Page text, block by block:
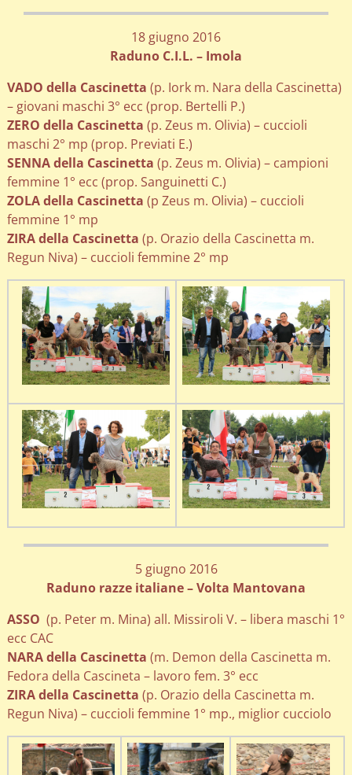
18 giugno 2016
Raduno C.I.L. – Imola
VADO della Cascinetta (p. Iork m. Nara della Cascinetta)
– giovani maschi 3° ecc (prop. Bertelli P.)
ZERO della Cascinetta (p. Zeus m. Olivia) – cuccioli
maschi 2° mp (prop. Previati E.)
SENNA della Cascinetta (p. Zeus m. Olivia) – campioni
femmine 1° ecc (prop. Sanguinetti C.)
ZOLA della Cascinetta (p Zeus m. Olivia) – cuccioli
femmine 1° mp
ZIRA della Cascinetta (p. Orazio della Cascinetta m.
Regun Niva) – cuccioli femmine 2° mp
5 giugno 2016
Raduno razze italiane – Volta Mantovana
ASSO (p. Peter m. Mina) all. Missiroli V. – libera maschi 1°
ecc CAC
NARA della Cascinetta (m. Demon della Cascinetta m.
Fedora della Cascineta – lavoro fem. 3° ecc
ZIRA della Cascinetta (p. Orazio della Cascinetta m.
Regun Niva) – cuccioli femmine 1° mp., miglior cucciolo